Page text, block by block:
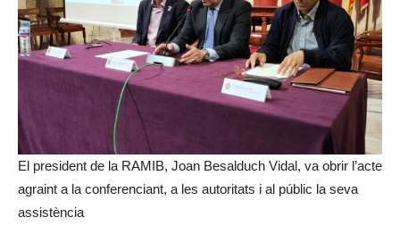
El president de la RAMIB, Joan Besalduch Vidal, va obrir l’acte
agraint a la conferenciant, a les autoritats i al públic la seva
assistència